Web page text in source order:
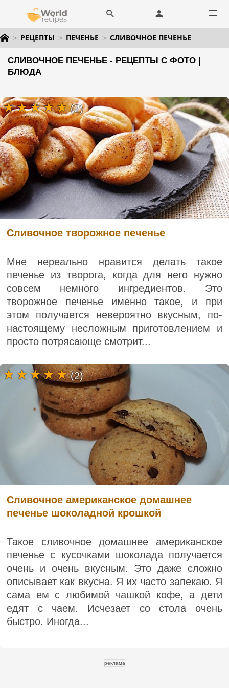
РЕЦЕПТЫ ПЕЧЕНЬЕ СЛИВОЧНОЕ ПЕЧЕНЬЕ
СЛИВОЧНОЕ ПЕЧЕНЬЕ - РЕЦЕПТЫ С ФОТО |
БЛЮДА
Сливочное творожное печенье
Мне нереально нравится делать такое
печенье из творога, когда для него нужно
совсем немного ингредиентов. Это
творожное печенье именно такое, и при
этом получается невероятно вкусным, по-
настоящему несложным приготовлением и
просто потрясающе смотрит...
(2)
Сливочное американское домашнее
печенье шоколадной крошкой
Такое сливочное домашнее американское
печенье с кусочками шоколада получается
очень и очень вкусным. Это даже сложно
описывает как вкусна. Я их часто запекаю. Я
сама ем с любимой чашкой кофе, а дети
едят с чаем. Исчезает со стола очень
быстро. Иногда...
(2)
реклама